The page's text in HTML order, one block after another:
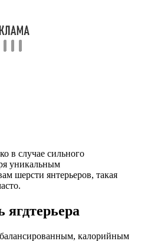
в случае сильного
уникальным
шерсти янтерьеров, такая
калорийным